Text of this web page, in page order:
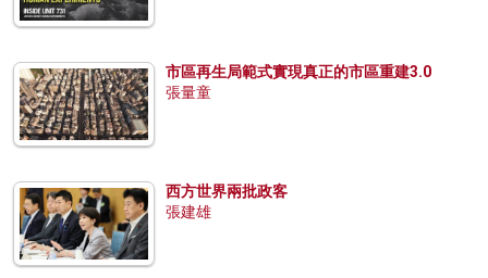
市區再生局範式實現真正的市區重建3.0
張量童
西方世界兩批政客
張建雄